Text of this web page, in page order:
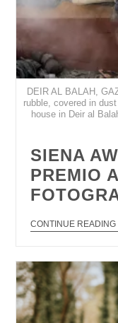
DEIR AL BALAH,
rubble, covered in
house in Deir al
SIENA
PREMIO
CONTINUE READING